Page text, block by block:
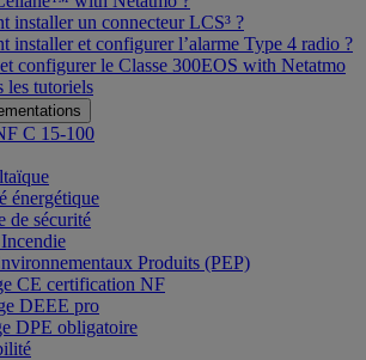
installer un connecteur LCS³ ?
installer et configurer l’alarme Type 4 radio ?
configurer le Classe 300EOS with Netatmo
les tutoriels
C 15-100
énergétique
de sécurité
Produits (PEP)
CE certification NF
DEEE pro
DPE obligatoire